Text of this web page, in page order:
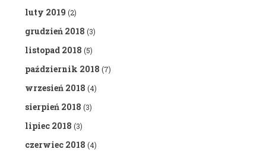
luty 2019 (2)
grudzień 2018 (3)
listopad 2018 (5)
październik 2018 (7)
wrzesień 2018 (4)
sierpień 2018 (3)
lipiec 2018 (3)
czerwiec 2018 (4)